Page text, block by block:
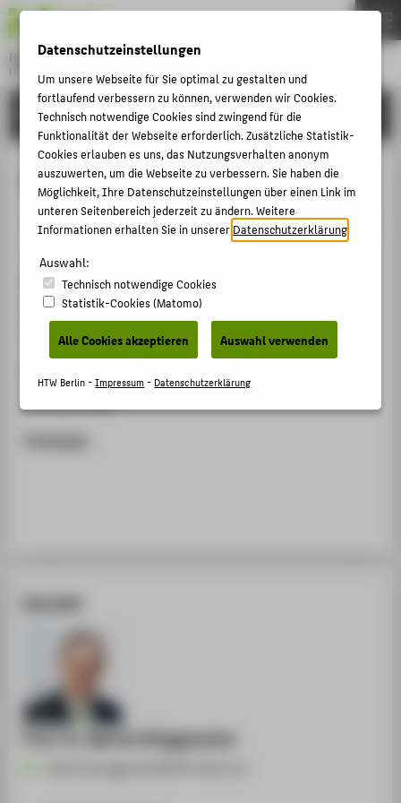
Hochschule für Technik und Wirtschaft Berlin
University of Applied Sciences
Menu
FORSCHUNG
Geschäftsprozesse gestalten
Veranstaltungsbeitrag › Sonstiger Veranstaltungsbeitrag
Veranstaltung
Donau-Universität Krems (Österreich)
Donau-Universität Krems (Österreich), 19.03.2007
Homepage
Kontakt
Prof. Dr. Martin Brüggemeier
THEMEN
HOCHSCHULE
CAMPUS
STUDIUM
LEHRE
KARRIERE
INTERNATIONAL
INFORMATIONEN FÜR
STUDIENINTERESSIERTE
ÜBER DIE HTW BERLIN
Datenschutzeinstellungen
Um unsere Webseite für Sie optimal zu gestalten und
fortlaufend verbessern zu können, verwenden wir Cookies.
Technisch notwendige Cookies sind zwingend für die
Funktionalität der Webseite erforderlich. Zusätzliche Statistik-
Cookies erlauben es uns, das Nutzungsverhalten anonym
auszuwerten, um die Webseite zu verbessern. Sie haben die
Möglichkeit, Ihre Datenschutzeinstellungen über einen Link im
unteren Seitenbereich jederzeit zu ändern. Weitere
Informationen erhalten Sie in unsererDatenschutzerklärung
Auswahl:
Technisch notwendige Cookies
Statistik-Cookies (Matomo)
Alle Cookies akzeptieren Auswahl verwenden
HTW Berlin -Impressum- Datenschutzerklärung